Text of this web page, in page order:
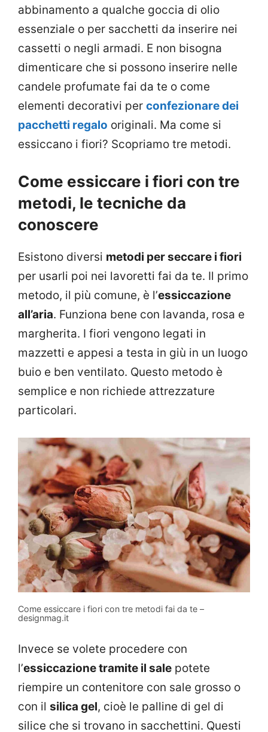
abbinamento a qualche goccia di olio
essenziale o per sacchetti da inserire nei
cassetti o negli armadi. E non bisogna
dimenticare che si possono inserire nelle
candele profumate fai da te o come
elementi decorativi per confezionare dei
pacchetti regalo originali. Ma come si
essiccano i fiori? Scopriamo tre metodi.
Come essiccare i fiori con tre
metodi, le tecniche da
conoscere
Esistono diversi metodi per seccare i fiori
per usarli poi nei lavoretti fai da te. Il primo
metodo, il più comune, è l’essiccazione
all’aria. Funziona bene con lavanda, rosa e
margherita. I fiori vengono legati in
mazzetti e appesi a testa in giù in un luogo
buio e ben ventilato. Questo metodo è
semplice e non richiede attrezzature
particolari.
Come essiccare i fiori con tre metodi fai da te –
designmag.it
Invece se volete procedere con
l’essiccazione tramite il sale potete
riempire un contenitore con sale grosso o
con il silica gel, cioè le palline di gel di
silice che si trovano in sacchettini. Questi